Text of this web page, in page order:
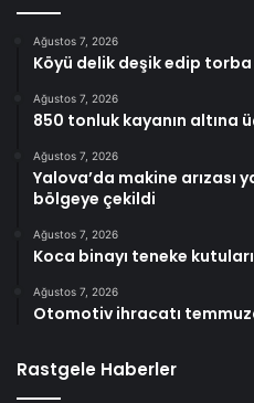
Ağustos 7, 2026
Köyü delik deşik edip
Ağustos 7, 2026
850 tonluk kayanın altına
Ağustos 7, 2026
Yalova’da makine arızası
bölgeye çekildi
Ağustos 7, 2026
Koca binayı teneke
Ağustos 7, 2026
Otomotiv ihracatı
Rastgele Haberler